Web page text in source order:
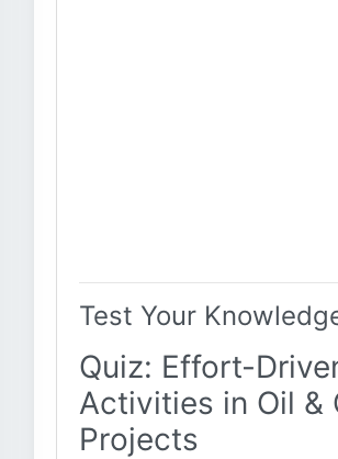
Test Your
Quiz: Effort-
Activities in Oil &
Projects